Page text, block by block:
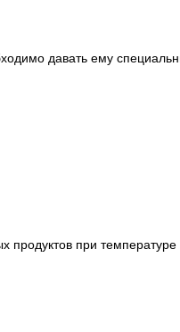
давать ему
продуктов при температуре